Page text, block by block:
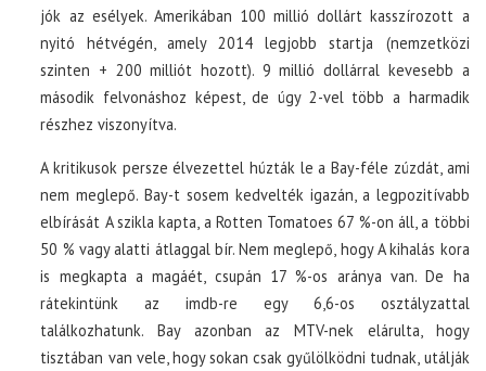
jók az esélyek. Amerikában 100 millió dollárt kasszírozott a
nyitó hétvégén, amely 2014 legjobb startja (nemzetközi
szinten + 200 milliót hozott). 9 millió dollárral kevesebb a
második felvonáshoz képest, de úgy 2-vel több a harmadik
részhez viszonyítva.
A kritikusok persze élvezettel húzták le a Bay-féle zúzdát, ami
nem meglepő. Bay-t sosem kedvelték igazán, a legpozitívabb
elbírását A szikla kapta, a Rotten Tomatoes 67 %-on áll, a többi
50 % vagy alatti átlaggal bír. Nem meglepő, hogy A kihalás kora
is megkapta a magáét, csupán 17 %-os aránya van. De ha
rátekintünk az imdb-re egy 6,6-os osztályzattal
találkozhatunk. Bay azonban az MTV-nek elárulta, hogy
tisztában van vele, hogy sokan csak gyűlölködni tudnak, utálják